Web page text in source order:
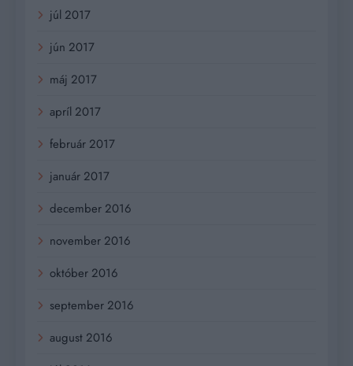
júl 2017
jún 2017
máj 2017
apríl 2017
február 2017
január 2017
december 2016
november 2016
október 2016
september 2016
august 2016